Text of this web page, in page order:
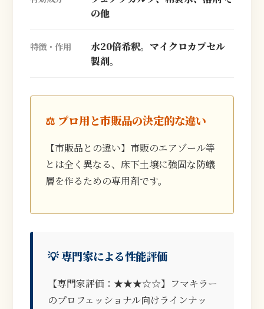
の他
特徴・作用
水20倍希釈。マイクロカプセル
製剤。
⚖️ プロ用と市販品の決定的な違い
【市販品との違い】市販のエアゾール等
とは全く異なる、床下土壌に強固な防蟻
層を作るための専用剤です。
💡 専門家による性能評価
【専門家評価：★★★☆☆】フマキラー
のプロフェッショナル向けラインナッ